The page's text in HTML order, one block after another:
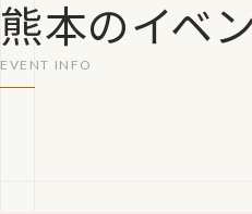
熊本のイベ